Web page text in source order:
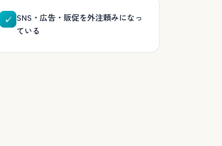
✓ SNS・広告・販促を外注頼みになっ
ている